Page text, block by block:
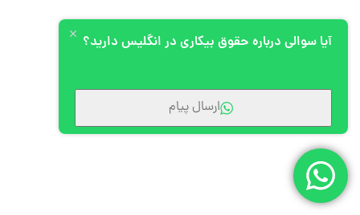
آیا سوالی درباره حقوق بیکاری در انگلیس دارید؟
ارسال پیام